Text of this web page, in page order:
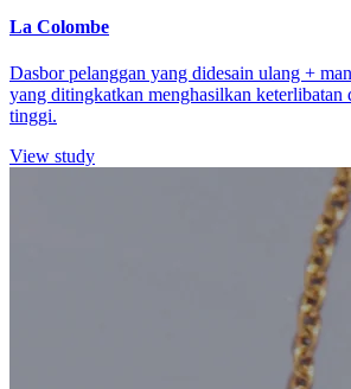
La Colombe
Dasbor pelanggan yang didesain ulang +
yang ditingkatkan menghasilkan keterlibatan
tinggi.
View study